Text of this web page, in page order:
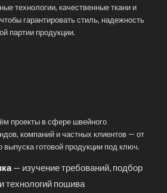
технологии, качественные ткани и
гарантировать стиль, надежность
партии продукции.
проекты в сфере швейного
компаний и частных клиентов — от
выпуска готовой продукции под ключ.
— изучение требований, подбор
технологий пошива